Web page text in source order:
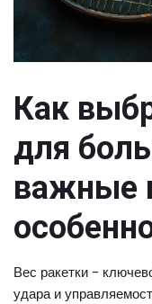
Как
для
важные
Вес ракетки -
удара и